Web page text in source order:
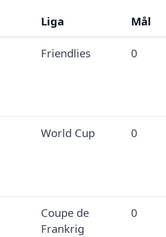
Liga Mål
Friendlies 0
World Cup 0
Coupe de
Frankrig
0